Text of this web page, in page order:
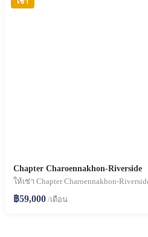
Chapter Charoennakhon-Riverside
฿59,000 /เดือน